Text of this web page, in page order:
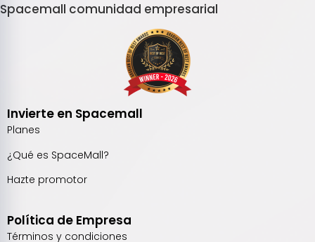
Spacemall comunidad empresarial
Invierte en Spacemall
Planes
¿Qué es SpaceMall?
Hazte promotor
Política de Empresa
Términos y condiciones